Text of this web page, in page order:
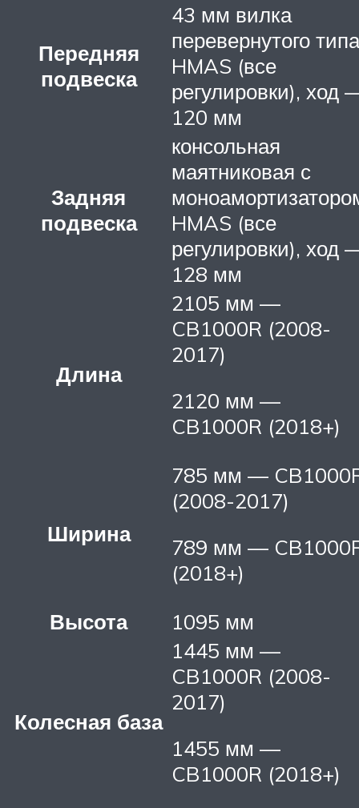
Передняя
подвеска
43 мм вилка
перевернутого типа
HMAS (все
регулировки), ход
120 мм
Задняя
подвеска
консольная
маятниковая с
HMAS (все
регулировки), ход
128 мм
Длина
2105 мм —
CB1000R (2008-
2017)
2120 мм —
CB1000R (2018+)
Ширина
785 мм —
(2008-2017)
789 мм —
(2018+)
Высота
1095 мм
Колесная база
1445 мм —
CB1000R (2008-
2017)
1455 мм —
CB1000R (2018+)